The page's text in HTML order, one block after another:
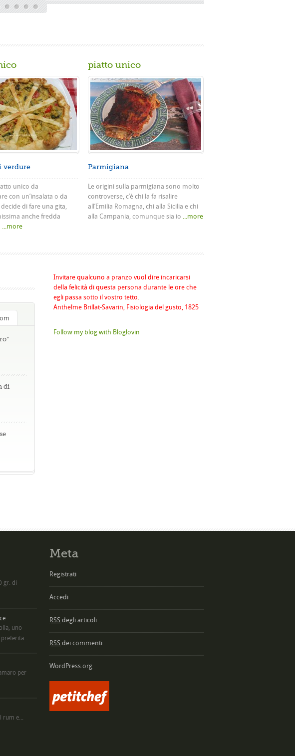
verdure
unico da
con un’insalata o da
di fare una gita,
anche fredda
...more
piatto unico
Parmigiana
Le origini sulla parmigiana sono molto
controverse, c’è chi la fa risalire
all’Emilia Romagna, chi alla Sicilia e chi
alla Campania, comunque sia io ...more
di
Invitare qualcuno a pranzo vuol dire incaricarsi
della felicità di questa persona durante le ore che
egli passa sotto il vostro tetto.
Anthelme Brillat-Savarin, Fisiologia del gusto, 1825
Follow my blog with Bloglovin
gr. di
uno
per
rum e...
Meta
Registrati
Accedi
RSS degli articoli
RSS dei commenti
WordPress.org